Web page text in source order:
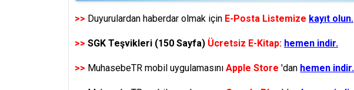
>> Duyurulardan haberdar olmak için E-Posta Listemize kayıt olun.
>> SGK Teşvikleri (150 Sayfa) Ücretsiz E-Kitap: hemen indir.
>> MuhasebeTR mobil uygulamasını Apple Store 'dan hemen indir.